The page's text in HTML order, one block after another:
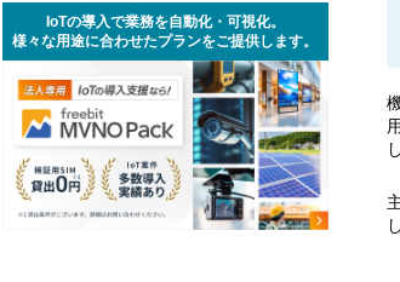
IoTの導入で業務を自動化・可視化。
様々な用途に合わせたプランをご提供します。